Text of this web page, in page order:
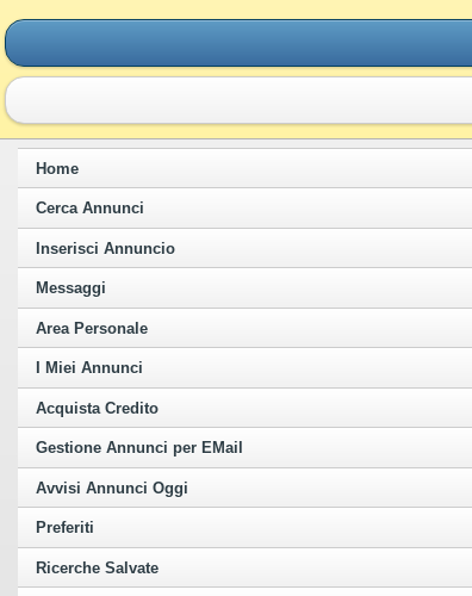
Home
Cerca Annunci
Inserisci Annuncio
Messaggi
Area Personale
I Miei Annunci
Acquista Credito
Gestione Annunci per EMail
Avvisi Annunci Oggi
Preferiti
Ricerche Salvate